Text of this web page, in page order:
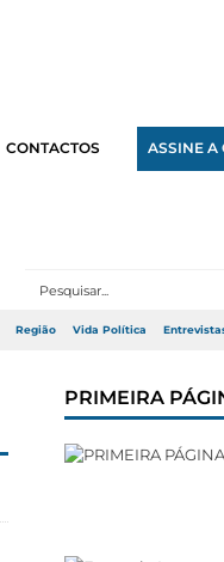
CONTACTOS ASSINE A
Região Vida Política
PRIMEIRA